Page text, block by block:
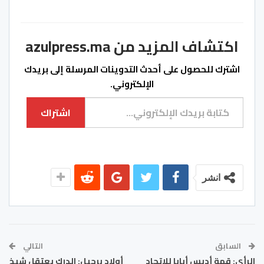
اكتشاف المزيد من azulpress.ma
اشترك للحصول على أحدث التدوينات المرسلة إلى بريدك
الإلكتروني.
كتابة بريدك الإلكتروني...
اشتراك
انشر
السابق التالي